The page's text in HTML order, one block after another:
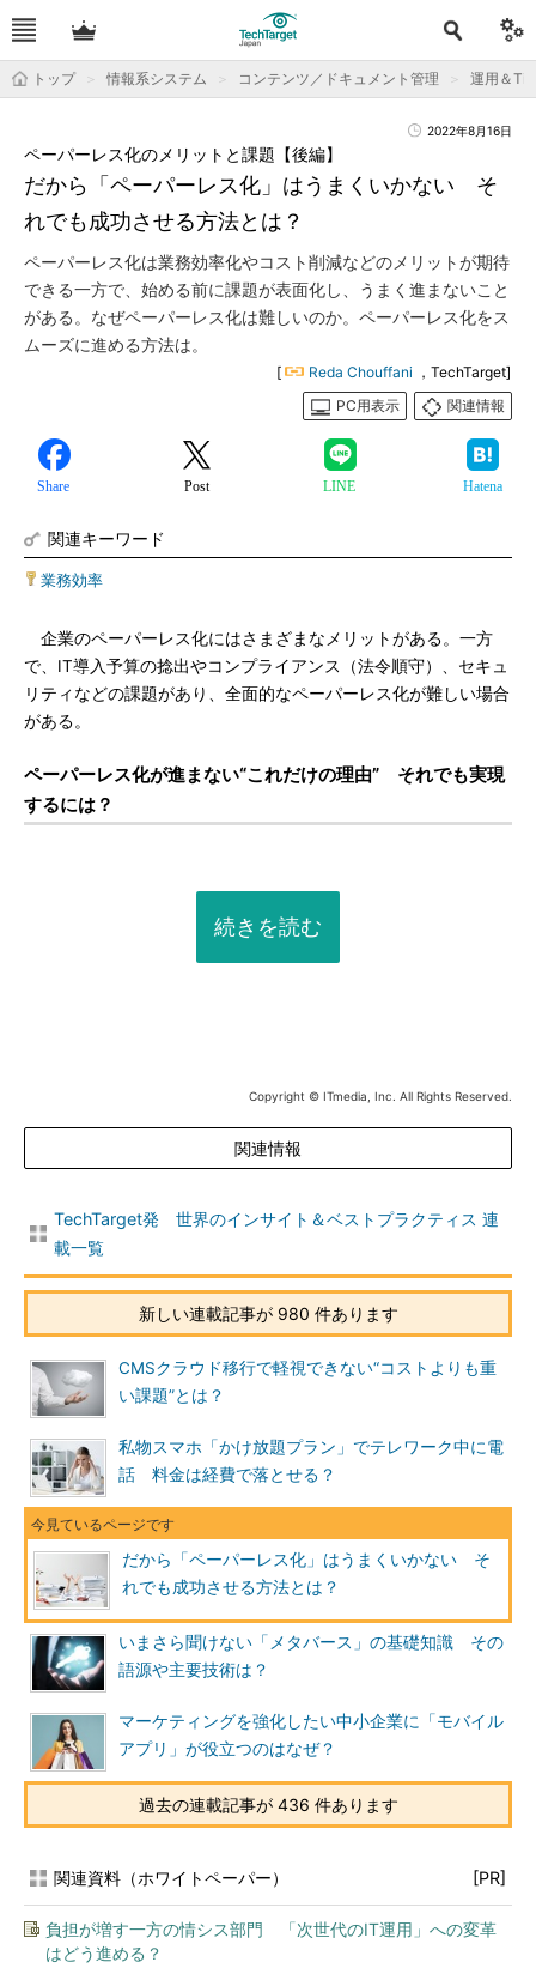
トップ 情報系システム コンテンツ／ドキュメント管理 運用＆
2022年8月16日
だから「ペーパーレス化」はうまくいかない そ
れでも成功させる方法とは？
ペーパーレス化のメリットと課題【後編】
ペーパーレス化は業務効率化やコスト削減などのメリットが期待
できる一方で、始める前に課題が表面化し、うまく進まないこと
がある。なぜペーパーレス化は難しいのか。ペーパーレス化をス
ムーズに進める方法は。
[ Reda Chouffani ，TechTarget]
PC用表示
関連情報
Share Post LINE Hatena
関連キーワード
業務効率
企業のペーパーレス化にはさまざまなメリットがある。一方
で、IT導入予算の捻出やコンプライアンス（法令順守）、セキュ
リティなどの課題があり、全面的なペーパーレス化が難しい場合
がある。
ペーパーレス化が進まない“これだけの理由” それでも実現
するには？
続きを読む
Copyright © ITmedia, Inc. All Rights Reserved.
関連情報
TechTarget発 世界のインサイト＆ベストプラクティス 連
載一覧
新しい連載記事が 980 件あります
CMSクラウド移行で軽視できない“コストよりも重
い課題”とは？
私物スマホ「かけ放題プラン」でテレワーク中に電
話 料金は経費で落とせる？
だから「ペーパーレス化」はうまくいかない そ
れでも成功させる方法とは？
いまさら聞けない「メタバース」の基礎知識 その
語源や主要技術は？
マーケティングを強化したい中小企業に「モバイル
アプリ」が役立つのはなぜ？
過去の連載記事が 436 件あります
関連資料（ホワイトペーパー） [PR]
負担が増す一方の情シス部門 「次世代のIT運用」への変革
はどう進める？